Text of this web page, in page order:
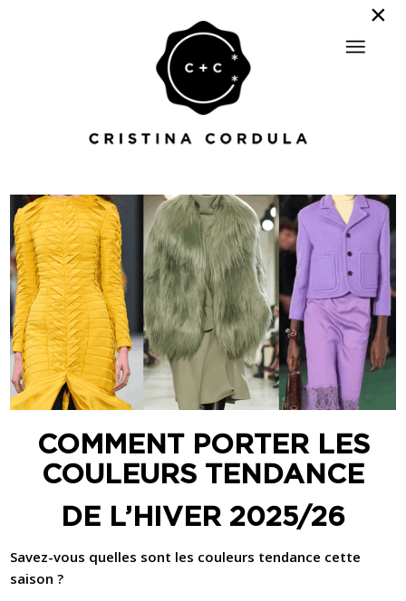
COMMENT PORTER LES
COULEURS TENDANCE
DE L’HIVER 2025/26
Savez-vous quelles sont les couleurs tendance cette
saison ?